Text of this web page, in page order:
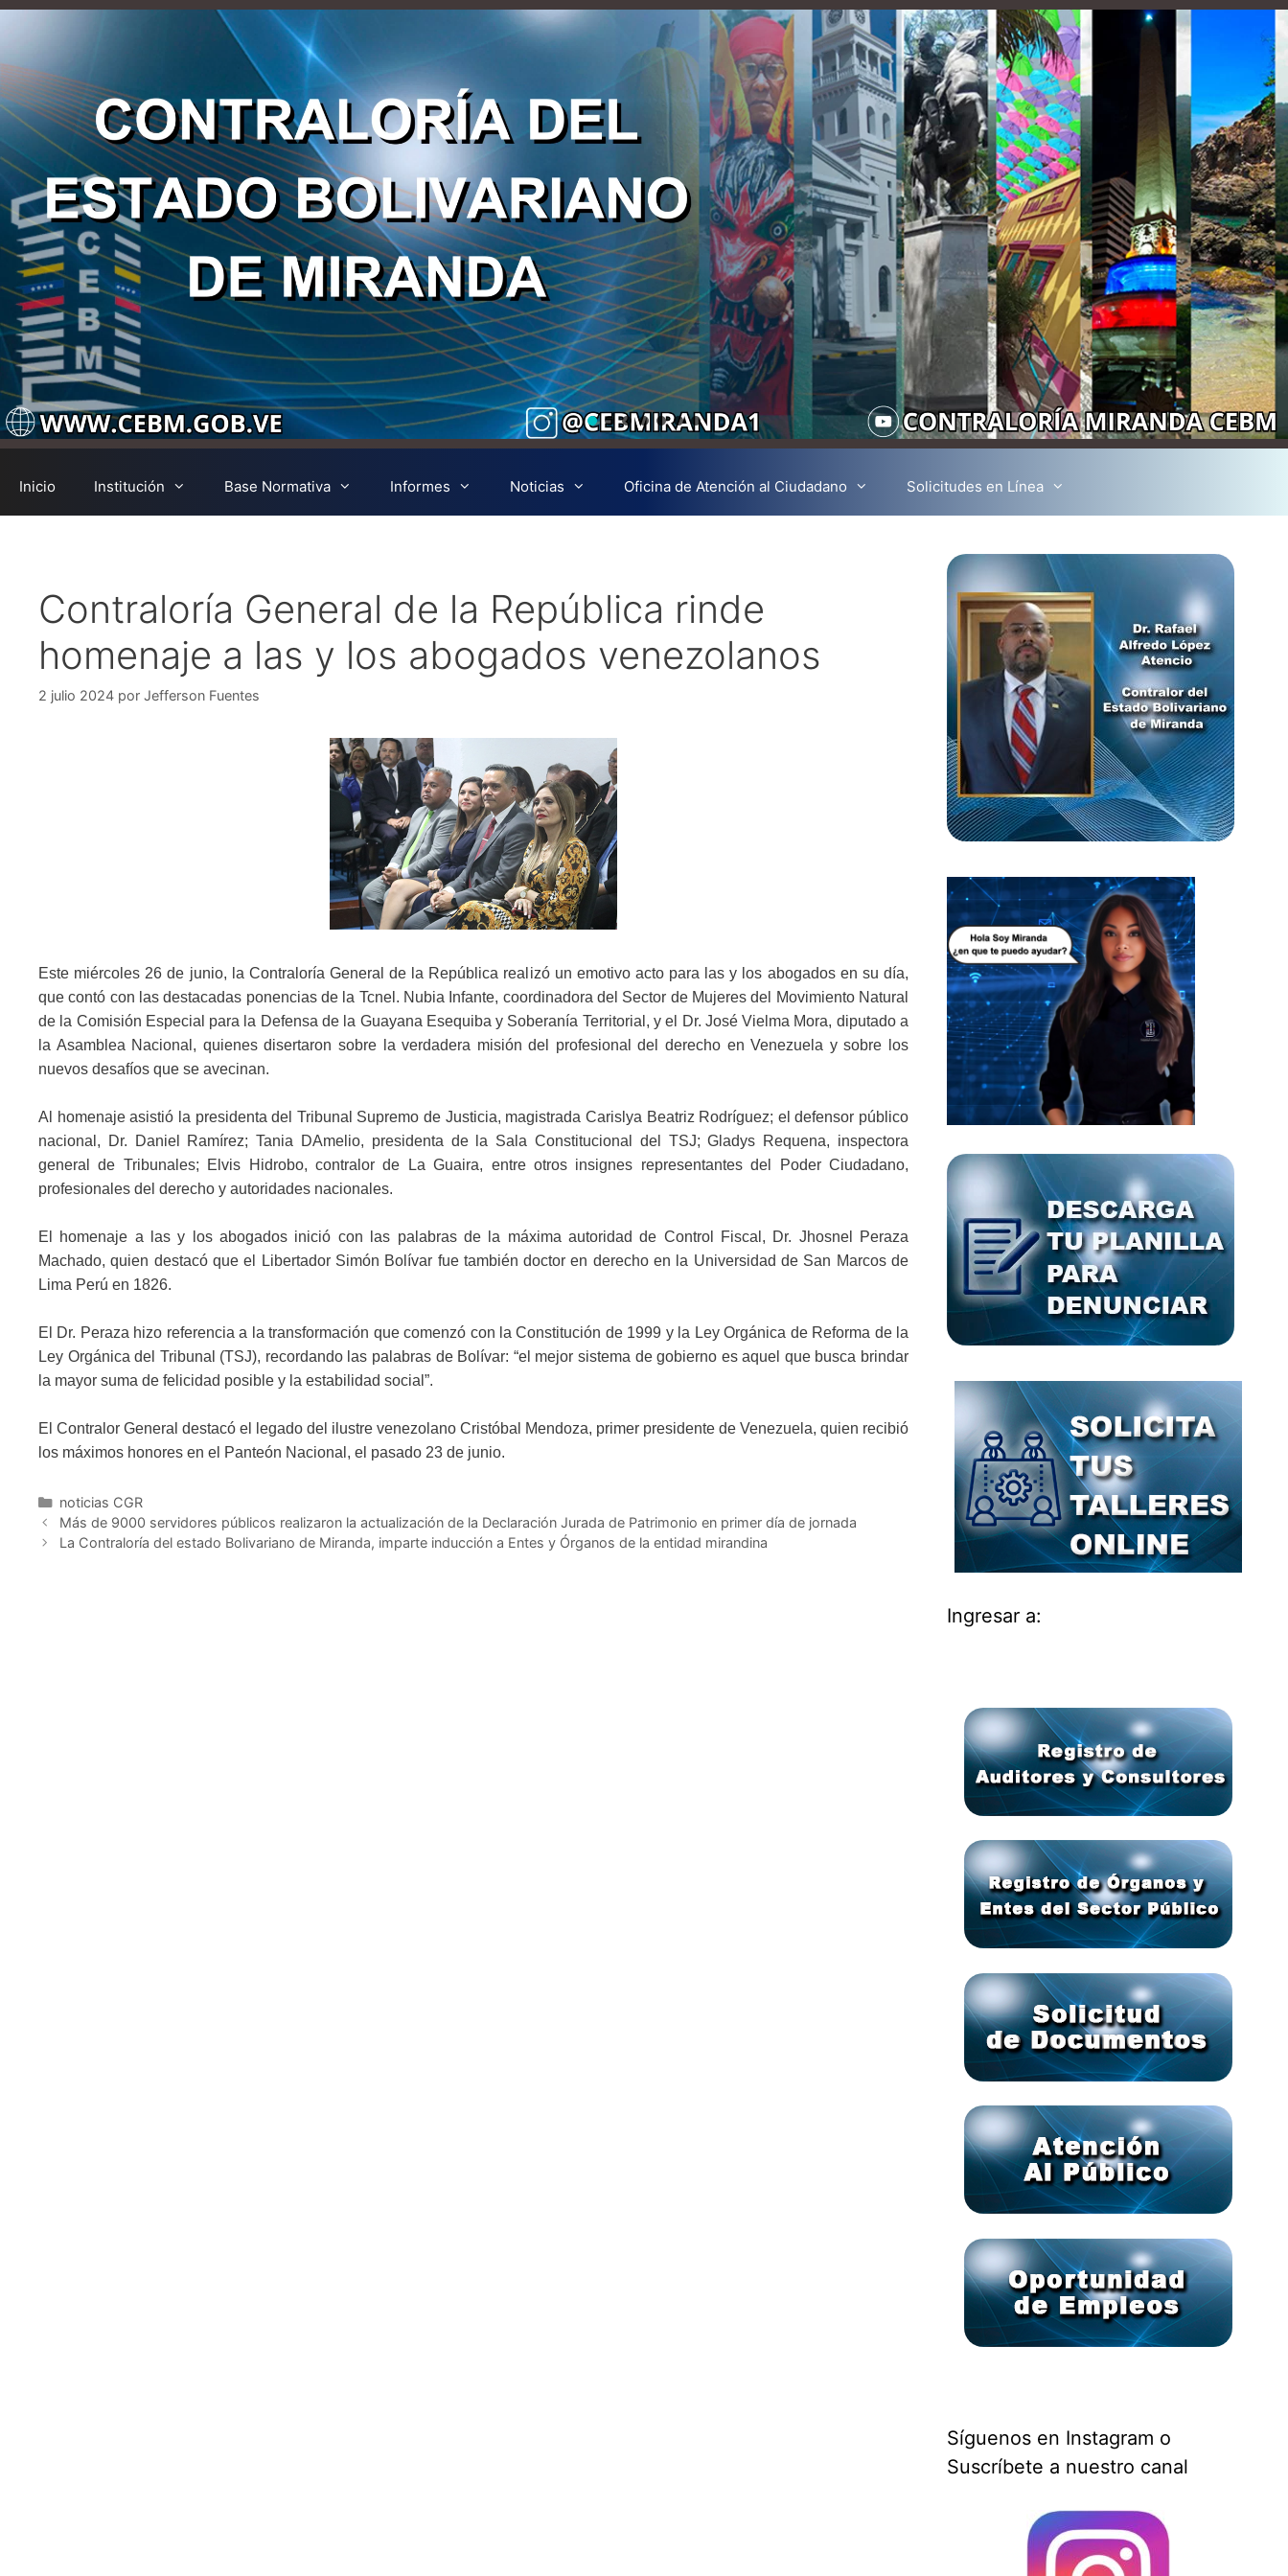
Inicio Institución Base Normativa Informes Noticias Oficina de Atención al Ciudadano Solicitudes en Línea
Contraloría General de la República rinde
homenaje a las y los abogados venezolanos
2 julio 2024 por Jefferson Fuentes
Este miércoles 26 de junio, la Contraloría General de la República realizó un emotivo acto para las y los abogados en su día,
que contó con las destacadas ponencias de la Tcnel. Nubia Infante, coordinadora del Sector de Mujeres del Movimiento Natural
de la Comisión Especial para la Defensa de la Guayana Esequiba y Soberanía Territorial, y el Dr. José Vielma Mora, diputado a
la Asamblea Nacional, quienes disertaron sobre la verdadera misión del profesional del derecho en Venezuela y sobre los
nuevos desafíos que se avecinan.
Al homenaje asistió la presidenta del Tribunal Supremo de Justicia, magistrada Carislya Beatriz Rodríguez; el defensor público
nacional, Dr. Daniel Ramírez; Tania DAmelio, presidenta de la Sala Constitucional del TSJ; Gladys Requena, inspectora
general de Tribunales; Elvis Hidrobo, contralor de La Guaira, entre otros insignes representantes del Poder Ciudadano,
profesionales del derecho y autoridades nacionales.
El homenaje a las y los abogados inició con las palabras de la máxima autoridad de Control Fiscal, Dr. Jhosnel Peraza
Machado, quien destacó que el Libertador Simón Bolívar fue también doctor en derecho en la Universidad de San Marcos de
Lima Perú en 1826.
El Dr. Peraza hizo referencia a la transformación que comenzó con la Constitución de 1999 y la Ley Orgánica de Reforma de la
Ley Orgánica del Tribunal (TSJ), recordando las palabras de Bolívar: “el mejor sistema de gobierno es aquel que busca brindar
la mayor suma de felicidad posible y la estabilidad social”.
El Contralor General destacó el legado del ilustre venezolano Cristóbal Mendoza, primer presidente de Venezuela, quien recibió
los máximos honores en el Panteón Nacional, el pasado 23 de junio.
noticias CGR
Más de 9000 servidores públicos realizaron la actualización de la Declaración Jurada de Patrimonio en primer día de jornada
La Contraloría del estado Bolivariano de Miranda, imparte inducción a Entes y Órganos de la entidad mirandina
Ingresar a:
Síguenos en Instagram o
Suscríbete a nuestro canal